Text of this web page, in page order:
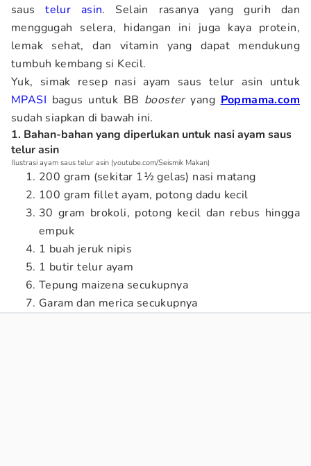
saustelur asin. Selain rasanya yang gurih dan
menggugah selera, hidangan ini juga kaya protein,
lemak sehat, dan vitamin yang dapat mendukung
tumbuh kembang si Kecil.
Yuk, simak resep nasi ayam saus telur asin untuk
MPASI bagus untuk BB boosteryang Popmama.com
sudah siapkan di bawah ini.
1. Bahan-bahan yang diperlukan untuk nasi ayam saus
telur asin
Ilustrasi ayam saus telur asin (youtube.com/Seismik Makan)
200 gram (sekitar 1½ gelas) nasi matang
100 gram fillet ayam, potong dadu kecil
30 gram brokoli, potong kecil dan rebus hingga
empuk
1 buah jeruk nipis
1 butir telur ayam
Tepung maizena secukupnya
Garam dan merica secukupnya